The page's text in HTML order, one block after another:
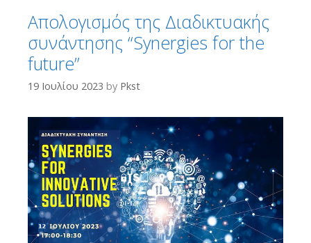
Απολογισμός της Διαδικτυακής
συνάντησης “Synergies for the
future”
19 Ιουλίου 2023 by Pkst